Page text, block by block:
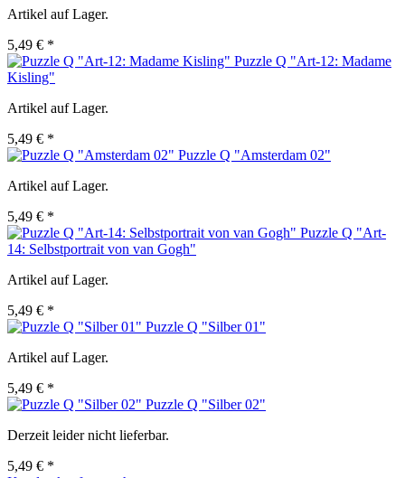
Artikel auf Lager.
5,49 € *
Puzzle Q "Art-12: Madame
Kisling"
Artikel auf Lager.
5,49 € *
Puzzle Q "Amsterdam 02"
Artikel auf Lager.
5,49 € *
Puzzle Q "Art-
14: Selbstportrait von van Gogh"
Artikel auf Lager.
5,49 € *
Puzzle Q "Silber 01"
Artikel auf Lager.
5,49 € *
Puzzle Q "Silber 02"
Derzeit leider nicht lieferbar.
5,49 € *